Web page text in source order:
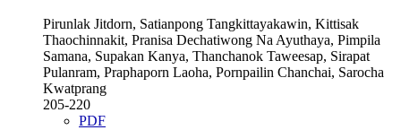
Pirunlak Jitdorn, Satianpong Tangkittayakawin, Kittisak
Thaochinnakit, Pranisa Dechatiwong Na Ayuthaya, Pimpila
Samana, Supakan Kanya, Thanchanok Taweesap, Sirapat
Pulanram, Praphaporn Laoha, Pornpailin Chanchai, Sarocha
Kwatprang
205-220
PDF